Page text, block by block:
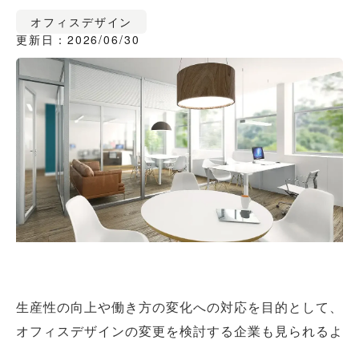
オフィスデザイン
更新日：2026/06/30
生産性の向上や働き方の変化への対応を目的として、
オフィスデザインの変更を検討する企業も見られるよ